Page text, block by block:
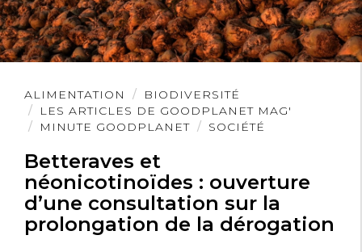
ALIMENTATION
BIODIVERSITÉ
LES ARTICLES DE GOODPLANET MAG'
MINUTE GOODPLANET
SOCIÉTÉ
Betteraves et
néonicotinoïdes : ouverture
d’une consultation sur la
prolongation de la dérogation
Lire
l'article